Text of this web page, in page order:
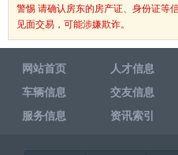
警惕 请确认房东的房产证、身份证等
见面交易，可能涉嫌欺诈。
网站首页 人才信息
车辆信息
交友信息
服务信息
资讯索引